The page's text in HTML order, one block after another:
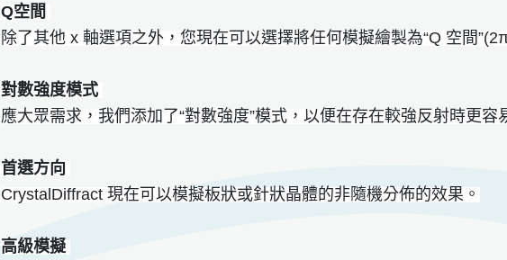
Q空間
除了其他 x 軸選項之外，您現在可以選擇將任何模擬繪製為“Q 空間
對數強度模式
應大眾需求，我們添加了“對數強度”模式，以便在存在較強反射時更容
首選方向
CrystalDiffract 現在可以模擬板狀或針狀晶體的非隨機分佈的效果。
高級模擬